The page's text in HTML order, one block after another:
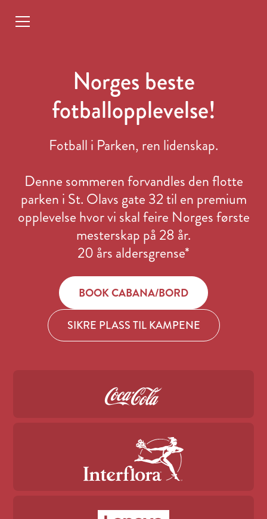
Norges beste
fotballopplevelse!
Fotball i Parken, ren lidenskap.
Denne sommeren forvandles den flotte
parken i St. Olavs gate 32 til en premium
opplevelse hvor vi skal feire Norges første
mesterskap på 28 år.
20 års aldersgrense*
BOOK CABANA/BORD
SIKRE PLASS TIL KAMPENE